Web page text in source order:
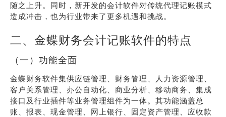
随之上升。同时，新开发的会计软件对传统代理记账模式
造成冲击，也为行业带来了更多机遇和挑战。
二、金蝶财务会计记账软件的特点
（一）功能全面
金蝶财务软件集供应链管理、财务管理、人力资源管理、
客户关系管理、办公自动化、商业分析、移动商务、集成
接口及行业插件等业务管理组件为一体。其功能涵盖总
账、报表、现金管理、网上银行、固定资产管理、应收款